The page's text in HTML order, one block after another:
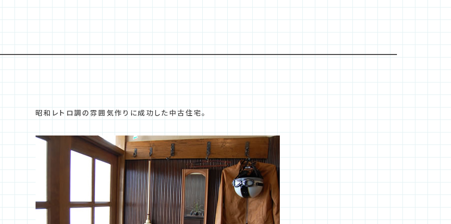
昭和レトロ調の雰囲気作りに成功した中古住宅。